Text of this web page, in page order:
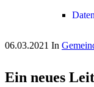
06.03.2021 In
Ein neues